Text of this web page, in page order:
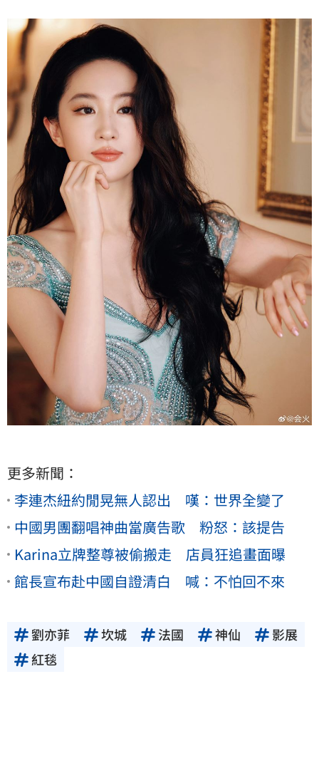
更多新聞：
李連杰紐約閒晃無人認出 嘆：世界全變了
中國男團翻唱神曲當廣告歌 粉怒：該提告
Karina立牌整尊被偷搬走 店員狂追畫面曝
館長宣布赴中國自證清白 喊：不怕回不來
劉亦菲 坎城 法國 神仙
影展
紅毯